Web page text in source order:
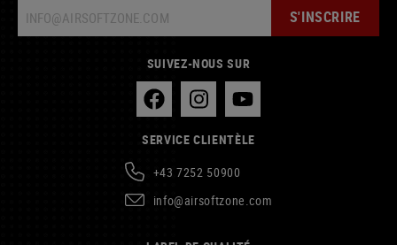
S'INSCRIRE
SUIVEZ-NOUS SUR
SERVICE CLIENTÈLE
+43 7252 50900
info@airsoftzone.com